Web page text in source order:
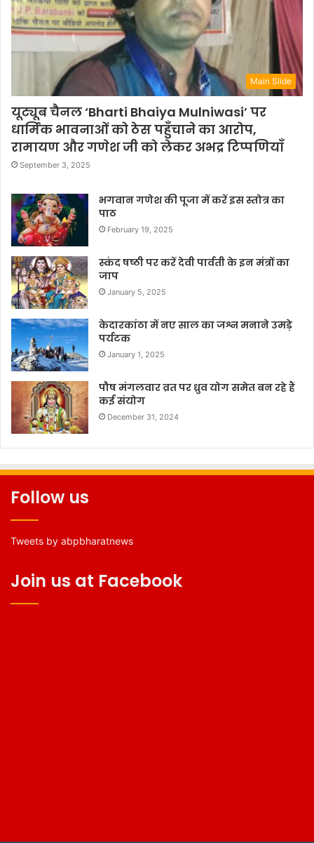
Main Slide
यूट्यूब चैनल ‘Bharti Bhaiya Mulniwasi’ पर
धार्मिक भावनाओं को ठेस पहुँचाने का आरोप,
रामायण और गणेश जी को लेकर अभद्र टिप्पणियाँ
September 3, 2025
भगवान गणेश की पूजा में करें इस स्तोत्र का
पाठ
February 19, 2025
स्कंद षष्ठी पर करें देवी पार्वती के इन मंत्रों का
जाप
January 5, 2025
केदारकांठा में नए साल का जश्न मनाने उमड़े
पर्यटक
January 1, 2025
पौष मंगलवार व्रत पर ध्रुव योग समेत बन रहे हैं
कई संयोग
December 31, 2024
Follow us
Tweets by abpbharatnews
Join us at Facebook